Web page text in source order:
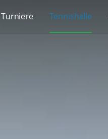
Turniere Tennishalle